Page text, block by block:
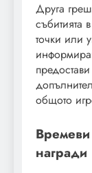
Друга
събитията
точки или
общото
награди